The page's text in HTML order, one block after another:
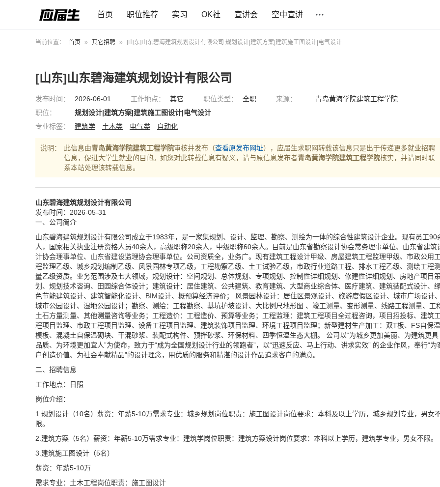
首页 职位推荐 实习 OK社 宣讲会 空中宣讲
当前位置： 首页 » 其它招聘 » [山东]山东碧海建筑规划设计有限公司 规划设计|建筑方案|建筑施工图设计|电气设计
[山东]山东碧海建筑规划设计有限公司
发布时间： 2026-06-01 工作地点： 其它 职位类型： 全职 来源：
青岛黄海学院建筑工程学院
职位：
规划设计|建筑方案|建筑施工图设计|电气设计
专业标签：
建筑学 土木类 电气类 自动化
说明： 此信息由青岛黄海学院建筑工程学院审核并发布（查看原发布网址），应届生求职网转载该信息只是出于传递更多就业招聘
信息，促进大学生就业的目的。如您对此转载信息有疑义，请与原信息发布者青岛黄海学院建筑工程学院核实，并请同时联
系本站处理该转载信息。
山东碧海建筑规划设计有限公司
发布时间：2026-05-31
一、公司简介
山东碧海建筑规划设计有限公司成立于1983年，是一家集规划、设计、监理、勘察、测绘为一体的综合性建筑设计企业。现有员工90
人，国家相关执业注册资格人员40余人，高级职称20余人，中级职称60余人。目前是山东省勘察设计协会常务理事单位、山东省建筑
计协会理事单位、山东省建设监理协会理事单位。公司资质全，业务广。现有建筑工程设计甲级、房屋建筑工程监理甲级、市政公用
程监理乙级、城乡规划编制乙级、风景园林专项乙级，工程勘察乙级、土工试验乙级，市政行业道路工程、排水工程乙级、测绘工程
量乙级资质。业务范围涉及七大领域，规划设计：空间规划、总体规划、专项规划、控制性详细规划、修建性详细规划、房地产项目
划、规划技术咨询、田园综合体设计；建筑设计：居住建筑、公共建筑、教育建筑、大型商业综合体、医疗建筑、建筑装配式设计、
色节能建筑设计、建筑智能化设计、BIM设计、概预算经济评价； 风景园林设计：居住区景观设计、旅游度假区设计、城市广场设计
城市公园设计、湿地公园设计；勘察、测绘：工程勘察、基坑护坡设计、大比例尺地形图 、竣工测量、变形测量、线路工程测量、工
土石方量测量、其他测量咨询等业务；工程造价：工程造价、预算等业务；工程监理：建筑工程项目全过程咨询，项目招投标、建筑
程项目监理、市政工程项目监理、设备工程项目监理、建筑装饰项目监理、环境工程项目监理；新型建材生产加工：双T板、FS自保温
模板、混凝土自保温砌块、干混砂浆、装配式构件、预拌砂浆、环保材料、四季恒温生态大棚。 公司以“为城乡更加美丽、为建筑更具
品质、为环境更加宜人”为使命，致力于“成为全国规划设计行业的领跑者”，以“迅速反应、马上行动、讲求实效” 的企业作风，奉行“为
户创造价值、为社会奉献精品”的设计理念，用优质的服务和精湛的设计作品追求客户的满意。
二、招聘信息
工作地点：日照
岗位介绍：
1.规划设计（10名）薪资：年薪5-10万需求专业：城乡规划岗位职责：施工图设计岗位要求：本科及以上学历，城乡规划专业，男女
限。
2.建筑方案（5名）薪资：年薪5-10万需求专业：建筑学岗位职责：建筑方案设计岗位要求：本科以上学历，建筑学专业，男女不限。
3.建筑施工图设计（5名）
薪资：年薪5-10万
需求专业：土木工程岗位职责：施工图设计